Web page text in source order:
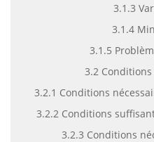
3.1.3
3.1.4
3.1.5
3.2
3.2.1 Conditions
3.2.2 Conditions
3.2.3 Conditions